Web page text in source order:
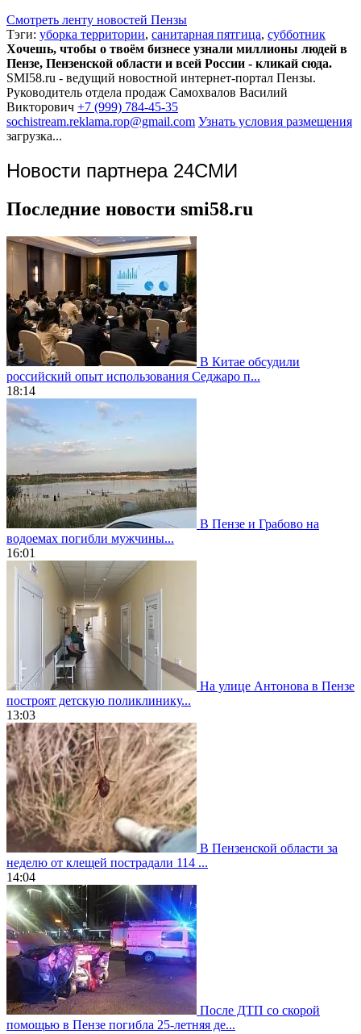
Смотреть ленту новостей Пензы
Тэги: уборка территории, санитарная пятгица, субботник
Хочешь, чтобы о твоём бизнесе узнали миллионы людей в
Пензе, Пензенской области и всей России - кликай сюда.
SMI58.ru - ведущий новостной интернет-портал Пензы.
Руководитель отдела продаж Самохвалов Василий
Викторович +7 (999) 784-45-35
sochistream.reklama.rop@gmail.com Узнать условия размещения
загрузка...
Новости партнера 24СМИ
Последние новости smi58.ru
В Китае обсудили
российский опыт использования Седжаро п...
18:14
В Пензе и Грабово на
водоемах погибли мужчины...
16:01
На улице Антонова в Пензе
построят детскую поликлинику...
13:03
В Пензенской области за
неделю от клещей пострадали 114 ...
14:04
После ДТП со скорой
помощью в Пензе погибла 25-летняя де...